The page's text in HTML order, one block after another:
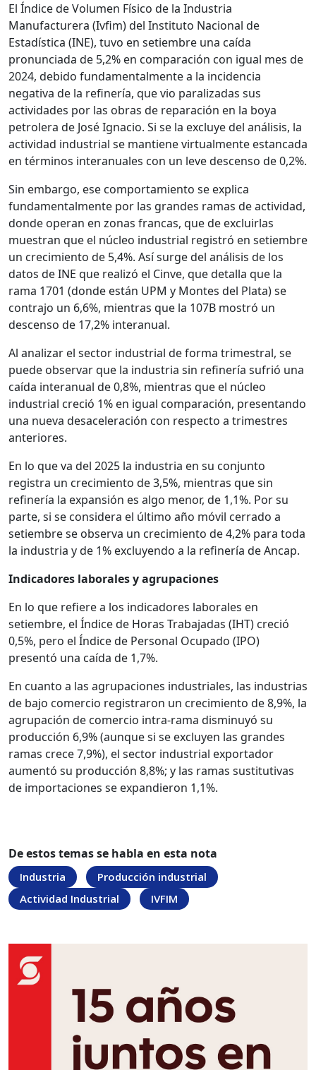
El Índice de Volumen Físico de la Industria
Manufacturera (Ivfim) del Instituto Nacional de
Estadística (INE), tuvo en setiembre una caída
pronunciada de 5,2% en comparación con igual mes de
2024, debido fundamentalmente a la incidencia
negativa de la refinería, que vio paralizadas sus
actividades por las obras de reparación en la boya
petrolera de José Ignacio. Si se la excluye del análisis, la
actividad industrial se mantiene virtualmente estancada
en términos interanuales con un leve descenso de 0,2%.
Sin embargo, ese comportamiento se explica
fundamentalmente por las grandes ramas de actividad,
donde operan en zonas francas, que de excluirlas
muestran que el núcleo industrial registró en setiembre
un crecimiento de 5,4%. Así surge del análisis de los
datos de INE que realizó el Cinve, que detalla que la
rama 1701 (donde están UPM y Montes del Plata) se
contrajo un 6,6%, mientras que la 107B mostró un
descenso de 17,2% interanual.
Al analizar el sector industrial de forma trimestral, se
puede observar que la industria sin refinería sufrió una
caída interanual de 0,8%, mientras que el núcleo
industrial creció 1% en igual comparación, presentando
una nueva desaceleración con respecto a trimestres
anteriores.
En lo que va del 2025 la industria en su conjunto
registra un crecimiento de 3,5%, mientras que sin
refinería la expansión es algo menor, de 1,1%. Por su
parte, si se considera el último año móvil cerrado a
setiembre se observa un crecimiento de 4,2% para toda
la industria y de 1% excluyendo a la refinería de Ancap.
Indicadores laborales y agrupaciones
En lo que refiere a los indicadores laborales en
setiembre, el Índice de Horas Trabajadas (IHT) creció
0,5%, pero el Índice de Personal Ocupado (IPO)
presentó una caída de 1,7%.
En cuanto a las agrupaciones industriales, las industrias
de bajo comercio registraron un crecimiento de 8,9%, la
agrupación de comercio intra-rama disminuyó su
producción 6,9% (aunque si se excluyen las grandes
ramas crece 7,9%), el sector industrial exportador
aumentó su producción 8,8%; y las ramas sustitutivas
de importaciones se expandieron 1,1%.
De estos temas se habla en esta nota
Industria
Producción industrial
Actividad Industrial
IVFIM